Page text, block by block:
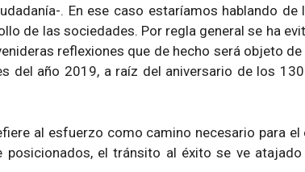
. En ese caso estaríamos hablando de
de las sociedades. Por regla general se ha
reflexiones que de hecho será objeto de
del año 2019, a raíz del aniversario de los
al esfuerzo como camino necesario para el
el tránsito al éxito se ve atajado